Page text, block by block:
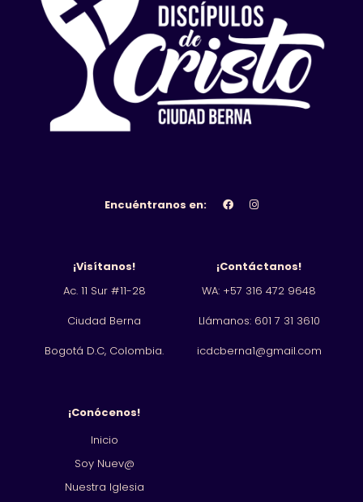
Encuéntranos en:
¡Visítanos!
Ac. 11 Sur #11-28
Ciudad Berna
Bogotá D.C, Colombia.
¡Contáctanos!
WA: +57 316 472 9648
Llámanos: 601 7 31 3610
icdcberna1@gmail.com
¡Conócenos!
Inicio
Soy Nuev@
Nuestra Iglesia